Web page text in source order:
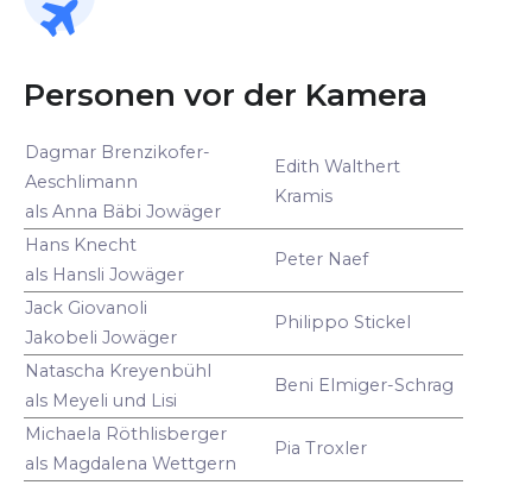
Personen vor der Kamera
Dagmar Brenzikofer-
Aeschlimann
als Anna Bäbi Jowäger
Edith Walthert
Kramis
Hans Knecht
als Hansli Jowäger
Peter Naef
Jack Giovanoli
Jakobeli Jowäger
Philippo Stickel
Natascha Kreyenbühl
als Meyeli und Lisi
Beni Elmiger-Schrag
Michaela Röthlisberger
als Magdalena Wettgern
Pia Troxler